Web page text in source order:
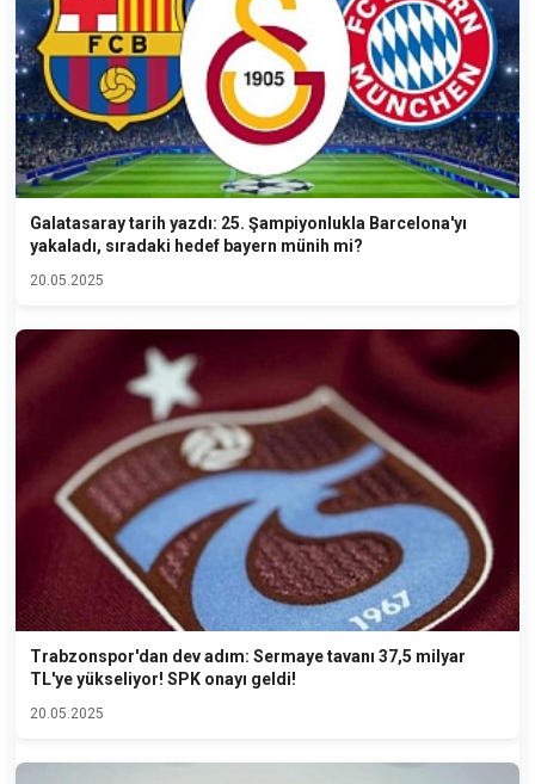
Galatasaray tarih yazdı: 25. Şampiyonlukla Barcelona'yı
yakaladı, sıradaki hedef bayern münih mi?
20.05.2025
Trabzonspor'dan dev adım: Sermaye tavanı 37,5 milyar
TL'ye yükseliyor! SPK onayı geldi!
20.05.2025